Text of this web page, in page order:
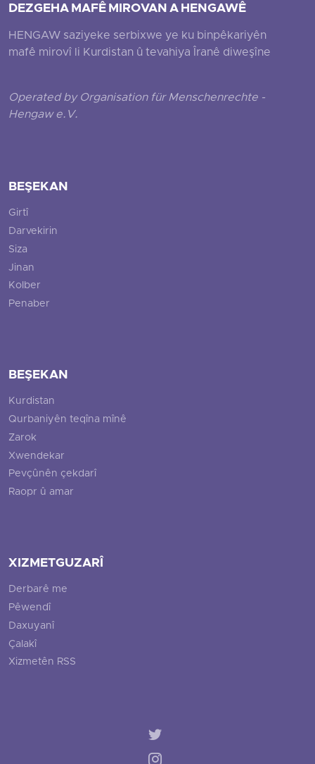
DEZGEHA MAFÊ MIROVAN A HENGAWÊ
HENGAW saziyeke serbixwe ye ku binpêkariyên
mafê mirovî li Kurdistan û tevahiya Îranê diweşîne
Operated by Organisation für Menschenrechte -
Hengaw e.V.
BEŞEKAN
Girtî
Darvekirin
Siza
Jinan
Kolber
Penaber
BEŞEKAN
Kurdistan
Qurbaniyên teqîna mînê
Zarok
Xwendekar
Pevçûnên çekdarî
Raopr û amar
XIZMETGUZARÎ
Derbarê me
Pêwendî
Daxuyanî
Çalakî
Xizmetên RSS